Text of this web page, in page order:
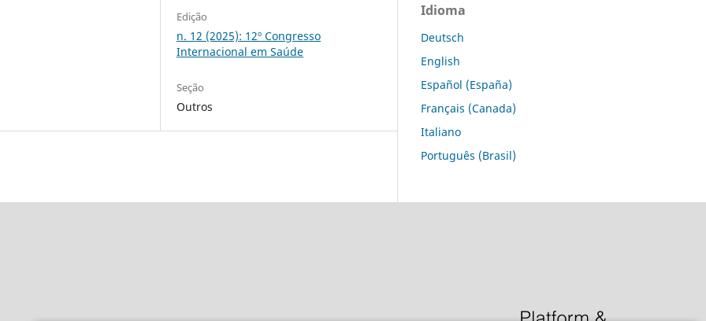
Edição
n. 12 (2025): 12º Congresso
Internacional em Saúde
Seção
Outros
Idioma
Deutsch
English
Español (España)
Français (Canada)
Italiano
Português (Brasil)